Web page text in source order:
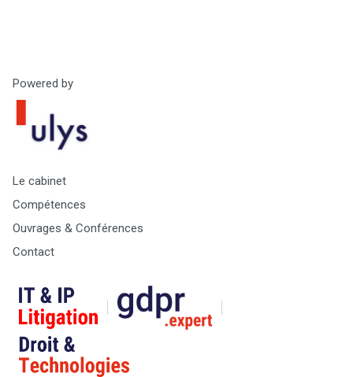
Powered by
Le cabinet
Compétences
Ouvrages & Conférences
Contact